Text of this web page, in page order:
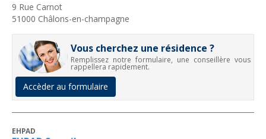
9 Rue Carnot
51000 Châlons-en-champagne
Vous cherchez une résidence ?
Remplissez notre formulaire, une conseillère vous
rappellera rapidement.
Accèder au formulaire
EHPAD